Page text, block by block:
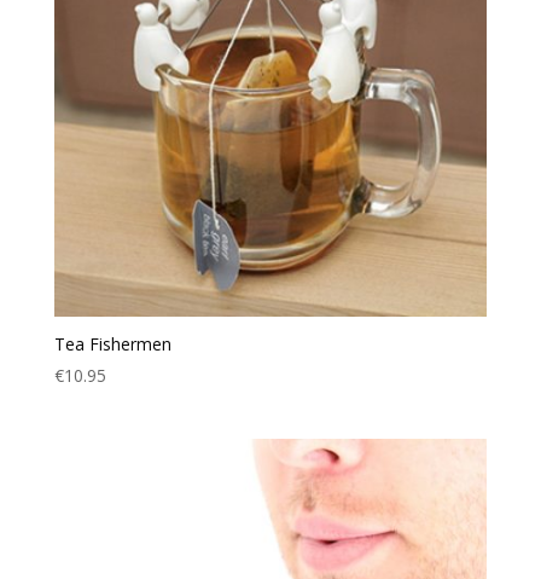
Tea Fishermen
€10.95